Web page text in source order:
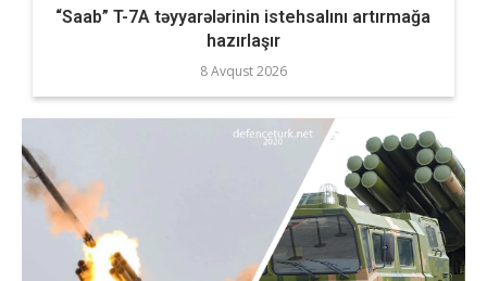
“Saab” T-7A təyyarələrinin istehsalını artırmağa
hazırlaşır
8 Avqust 2026